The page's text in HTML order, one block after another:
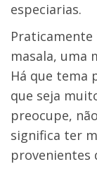
especiarias.
masala, uma
Há que tema
que seja
preocupe,
significa ter
provenientes